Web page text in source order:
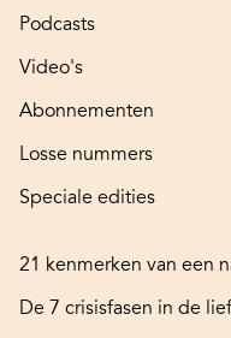
Podcasts
Video's
Abonnementen
Losse nummers
Speciale edities
21 kenmerken van een
De 7 crisisfasen in de